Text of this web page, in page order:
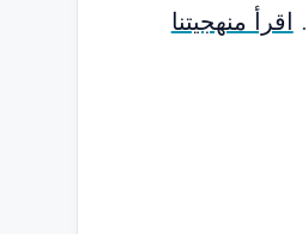
اقرأ منهجيتنا